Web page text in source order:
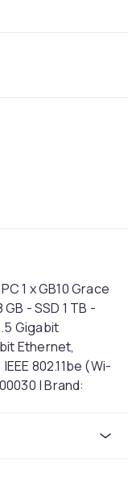
1 x GB10 Grace
- SSD 1 TB -
Gigabit
Ethernet,
802.11be (Wi-
| Brand: